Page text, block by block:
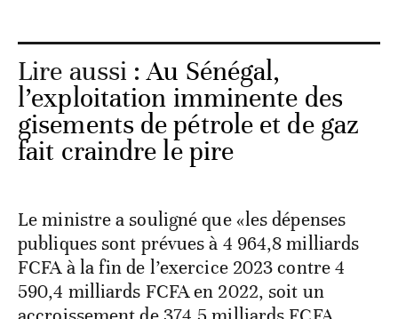
Lire aussi :Au Sénégal,
l’exploitation imminente des
gisements de pétrole et de gaz
fait craindre le pire
Le ministre a souligné que «les dépenses
publiques sont prévues à 4 964,8 milliards
FCFA à la fin de l’exercice 2023 contre 4
590,4 milliards FCFA en 2022, soit un